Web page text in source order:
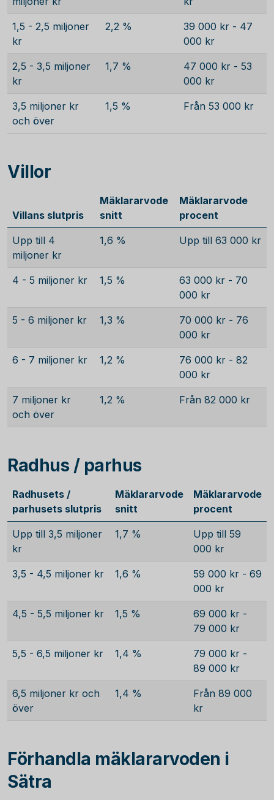
1,5 - 2,5 miljoner
kr
2,2 %
39 000 kr - 47
000 kr
2,5 - 3,5 miljoner
kr
1,7 %
47 000 kr - 53
000 kr
3,5 miljoner kr
och över
1,5 % Från 53 000 kr
Villor
Villans slutpris
Mäklararvode
snitt
Mäklararvode
procent
Upp till 4
miljoner kr
1,6 % Upp till 63 000 kr
4 - 5 miljoner kr 1,5 %
63 000 kr - 70
000 kr
5 - 6 miljoner kr 1,3 %
70 000 kr - 76
000 kr
6 - 7 miljoner kr 1,2 %
76 000 kr - 82
000 kr
7 miljoner kr
och över
1,2 % Från 82 000 kr
Radhus / parhus
Radhusets /
parhusets slutpris
Mäklararvode
snitt
Mäklararvode
procent
Upp till 3,5 miljoner
kr
1,7 %
Upp till 59
000 kr
3,5 - 4,5 miljoner kr 1,6 %
59 000 kr - 69
000 kr
4,5 - 5,5 miljoner kr 1,5 %
69 000 kr -
79 000 kr
5,5 - 6,5 miljoner kr 1,4 %
79 000 kr -
89 000 kr
6,5 miljoner kr och
över
1,4 %
Från 89 000
kr
Förhandla mäklararvoden i
Sätra